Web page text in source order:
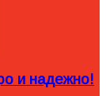
и надежно!